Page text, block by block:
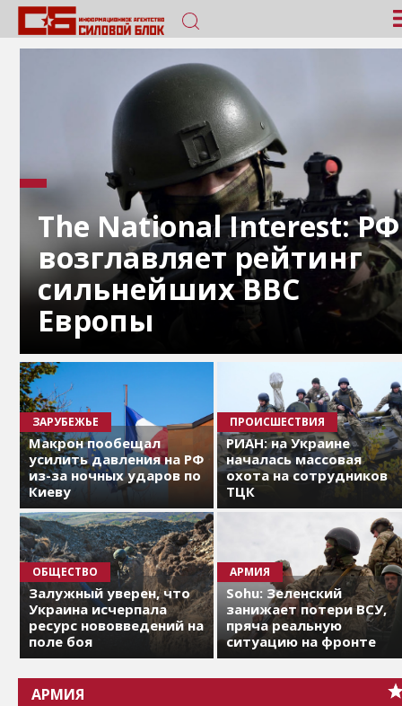
The National Interest: РФ
возглавляет рейтинг
сильнейших ВВС
Европы
ЗАРУБЕЖЬЕ
Макрон пообещал
усилить давления на РФ
из-за ночных ударов по
Киеву
ПРОИСШЕСТВИЯ
РИАН: на Украине
началась массовая
охота на сотрудников
ТЦК
ОБЩЕСТВО
Залужный уверен, что
Украина исчерпала
ресурс нововведений на
поле боя
АРМИЯ
Sohu: Зеленский
занижает потери ВСУ,
пряча реальную
ситуацию на фронте
АРМИЯ